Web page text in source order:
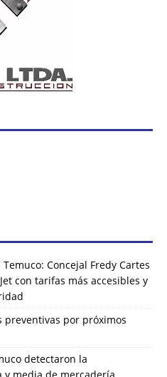
Concejal Fredy Cartes
con tarifas más accesibles y
preventivas por próximos
detectaron la